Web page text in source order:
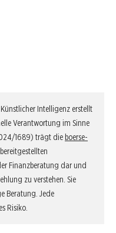
Intelligenz erstellt
Verantwortung im Sinne
1689) trägt die boerse-
Finanzberatung dar und
zu verstehen. Sie
Beratung. Jede
Risiko.